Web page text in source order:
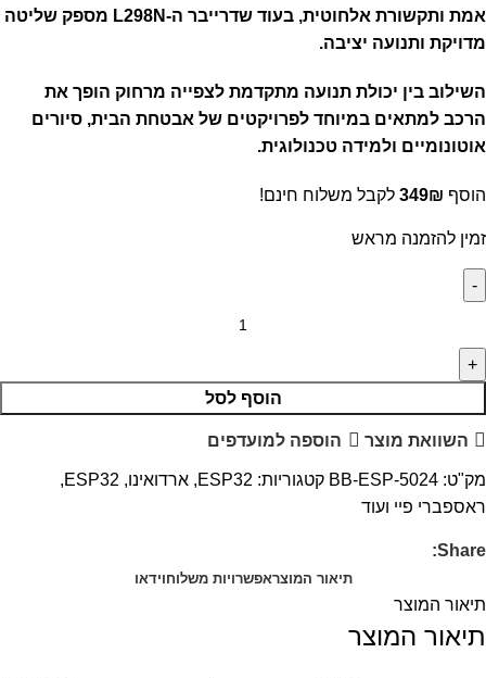
אמת ותקשורת אלחוטית, בעוד שדרייבר ה-L298N מספק שליטה
מדויקת ותנועה יציבה.
השילוב בין יכולת תנועה מתקדמת לצפייה מרחוק הופך את
הרכב למתאים במיוחד לפרויקטים של אבטחת הבית, סיורים
אוטונומיים ולמידה טכנולוגית.
הוסף 349₪ לקבל משלוח חינם!
זמין להזמנה מראש
הוסף לסל
השוואת מוצר הוספה למועדפים
מק"ט: BB-ESP-5024 קטגוריות: ESP32
,
ארדואינו, ESP32,
ראספברי פיי ועוד
Share:
תיאור המוצראפשרויות משלוחוידאו
תיאור המוצר
תיאור המוצר